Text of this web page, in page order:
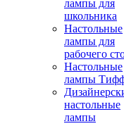
лампы для
школьника
Настольные
лампы для
рабочего
Настольные
лампы
настольные
лампы